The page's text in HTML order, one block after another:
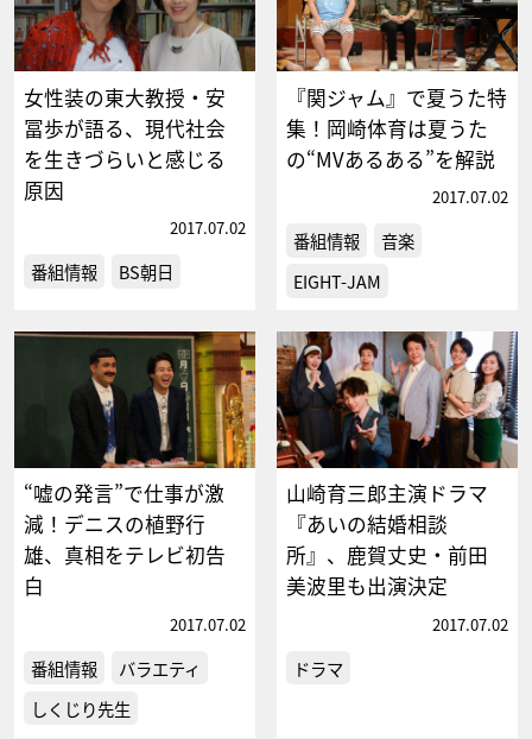
女性装の東大教授・安
冨歩が語る、現代社会
を生きづらいと感じる
原因
2017.07.02
番組情報 BS朝日
『関ジャム』で夏うた特
集！岡崎体育は夏うた
の“MVあるある”を解説
2017.07.02
番組情報
音楽
EIGHT-JAM
“嘘の発言”で仕事が激
減！デニスの植野行
雄、真相をテレビ初告
白
2017.07.02
番組情報
バラエティ
しくじり先生
山崎育三郎主演ドラマ
『あいの結婚相談
所』、鹿賀丈史・前田
美波里も出演決定
2017.07.02
ドラマ